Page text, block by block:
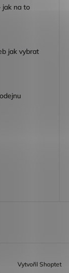
jak na to
jak vybrat
Vytvořil Shoptet